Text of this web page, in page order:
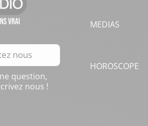
nous
question,
nous !
MEDIAS
HOROSCOPE